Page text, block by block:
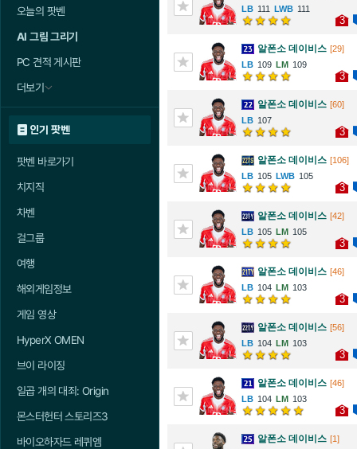
오늘의 팟벤
AI 그림 그리기
PC 견적 게시판
더보기
인기 팟벤
팟벤 바로가기
치지직
차벤
걸그룹
여행
해외게임정보
게임 영상
HyperX OMEN
브이 라이징
일곱 개의 대죄: Origin
몬스터헌터 스토리즈3
바이오하자드 레퀴엠
111
111
3
알폰소 데이비스 [29]
109
109
3
알폰소 데이비스 [60]
107
3
알폰소 데이비스 [106]
105
105
3
알폰소 데이비스 [42]
105
105
3
알폰소 데이비스 [46]
104
103
3
알폰소 데이비스 [56]
104
103
3
알폰소 데이비스 [46]
104
103
3
알폰소 데이비스 [1]